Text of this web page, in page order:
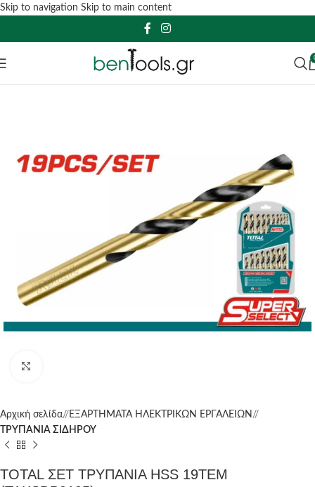
Skip to navigation Skip to main content
Αρχική σελίδα/ ΕΞΑΡΤΗΜΑΤΑ ΗΛΕΚΤΡΙΚΩΝ ΕΡΓΑΛΕΙΩΝ /
ΤΡΥΠΑΝΙΑ ΣΙΔΗΡΟΥ
TOTAL ΣΕΤ ΤΡΥΠΑΝΙΑ HSS 19ΤΕΜ